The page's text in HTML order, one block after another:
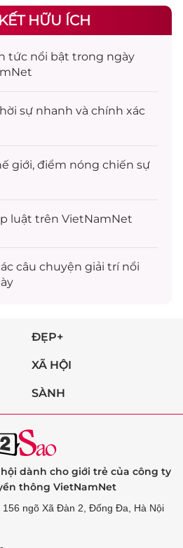
HỮU ÍCH
tức nổi bật trong ngày
sự nhanh và chính xác
giới, điểm nóng chiến sự
luật trên VietNamNet
câu chuyện giải trínổi
ĐẸP+
XÃ HỘI
SÀNH
dành cho giới trẻ của công ty
thông VietNamNet
156 ngõ Xã Đàn 2, Đống Đa, Hà Nội